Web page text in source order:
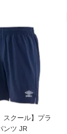
スクール】プラ
ンツ JR